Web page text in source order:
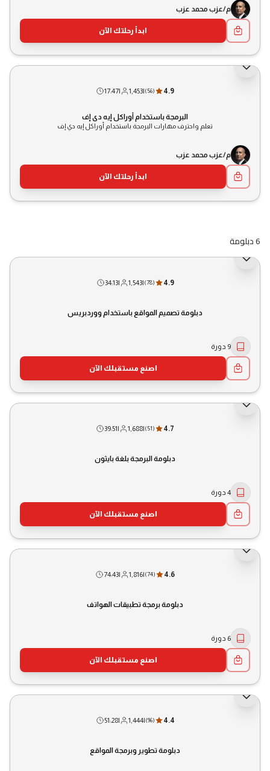
م/عزب محمد عزب
ابدأ رحلتك الآن
4.9
(56)
|
1,453
|
17:47
البرمجة باستخدام أوراكل إيه دي إف
تعلم واحترف مهارات البرمجة باستخدام أوراكل إيه دي إف
م/عزب محمد عزب
ابدأ رحلتك الآن
6 دبلومة
4.9
(78)
|
1,543
|
34:13
دبلومة تصميم المواقع باستخدام ووردبريس
9 دورة
اصنع مستقبلك الآن
4.7
(51)
|
1,688
|
39:51
دبلومة البرمجة بلغة بايثون
4 دورة
اصنع مستقبلك الآن
4.6
(74)
|
1,816
|
74:43
دبلومة برمجة تطبيقات الهواتف
6 دورة
اصنع مستقبلك الآن
4.4
(96)
|
1,444
|
51:28
دبلومة تطوير وبرمجة المواقع